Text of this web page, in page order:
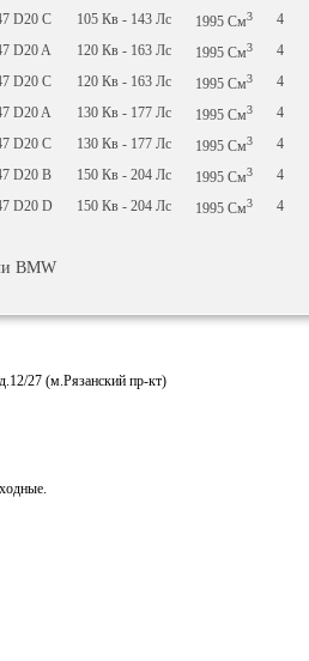
D20 C 105 Кв - 143 Лс 1995 См3
4
D20 A 120 Кв - 163 Лс 1995 См3
4
D20 C 120 Кв - 163 Лс 1995 См3
4
D20 A 130 Кв - 177 Лс 1995 См3
4
D20 C 130 Кв - 177 Лс 1995 См3
4
D20 B 150 Кв - 204 Лс 1995 См3
4
D20 D 150 Кв - 204 Лс 1995 См3 4
BMW
27 (м.Рязанский пр-кт)